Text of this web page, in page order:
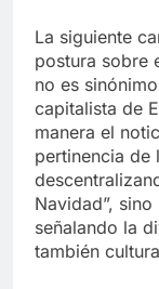
La siguiente
postura sobre
no es
capitalista de
manera el
pertinencia de
Navidad”,
señalando la
también